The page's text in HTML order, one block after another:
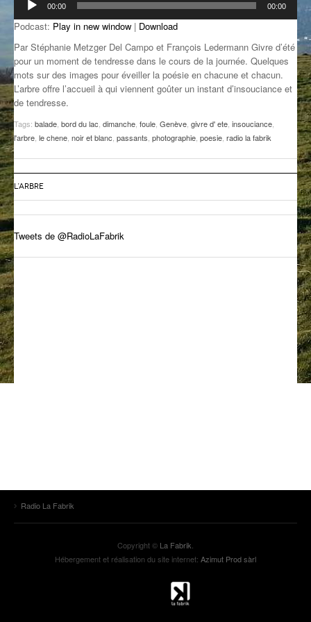
IL ÉTAIT UNE FOIS
L’ASTUCE DE LA PORTE EN BOIS
LA FABRIK POÉTIK
LA MINUTE LITTÉRAIRE
LA SOUTERRAINE
NOS ANCIENS
SONORIK
audio
00:00 00:00
Podcast: Play in new window | Download
Par Stéphanie Metzger Del Campo et François Ledermann Givre d’été
pour un moment de tendresse dans le cours de la journée. Quelques
mots sur des images pour éveiller la poésie en chacune et chacun.
L’arbre offre l’accueil à qui viennent goûter un instant d’insouciance et
de tendresse.
Tags: balade bord du lac dimanche foule Genève givre d' ete insouciance
l'arbre le chene noir et blanc passants photographie poesie radio la fabrik
L’ARBRE
Tweets de @RadioLaFabrik
Radio La Fabrik
Copyright © La Fabrik
Hébergement et réalisation du site internet: Azimut Prod sàrl